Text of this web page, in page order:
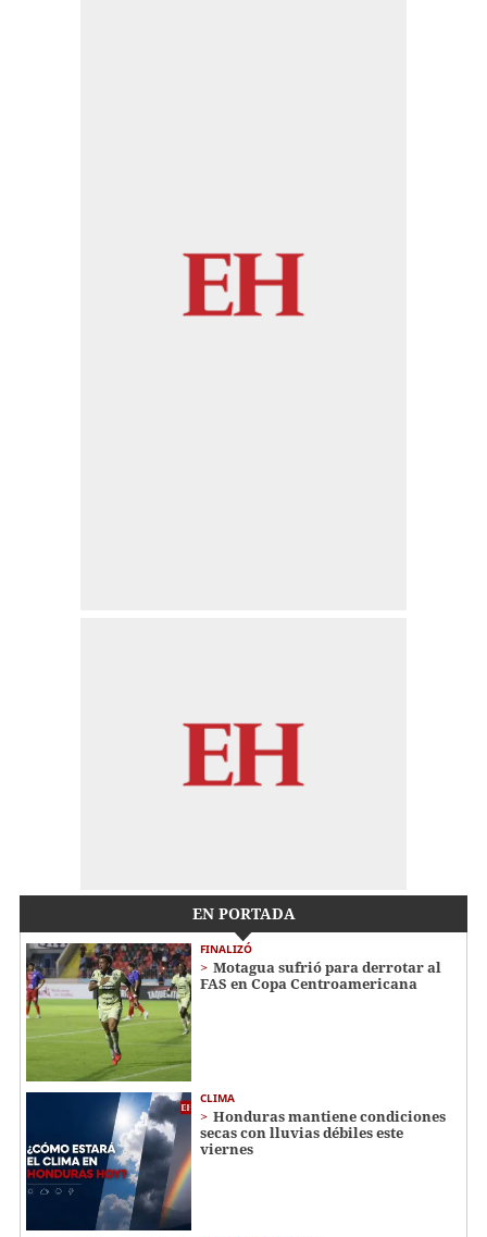
EN PORTADA
FINALIZÓ
Motagua sufrió para derrotar al
FAS en Copa Centroamericana
CLIMA
Honduras mantiene condiciones
secas con lluvias débiles este
viernes